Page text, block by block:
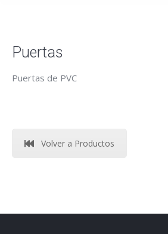
Puertas
Puertas de PVC
Volver a Productos